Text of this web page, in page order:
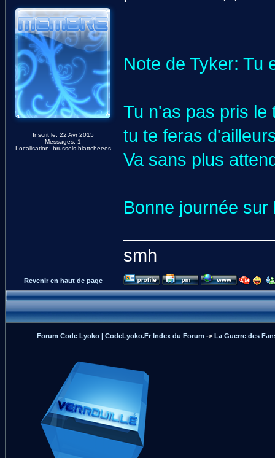
Inscrit le: 22 Avr 2015
Messages: 1
Localisation: brussels biattcheees
Note de Tyker: Tu
Tu n'as pas pris le
tu te feras
Va sans plus
Bonne journée
smh
Revenir en haut de page
Forum Code Lyoko | CodeLyoko.Fr Index du Forum -> La Guerre des